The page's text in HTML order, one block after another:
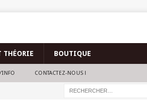
THÉORIE BOUTIQUE
CONTACTEZ-NOUS !